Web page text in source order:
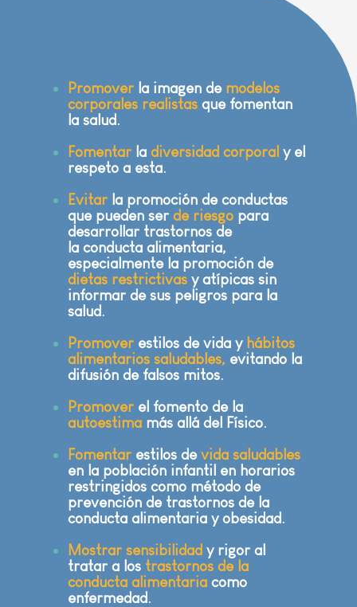
Promover la imagen de modelos
corporales realistasque fomentan
la salud.
Fomentarla diversidad corporaly el
respeto a esta.
Evitarla promoción de conductas
que pueden ser de riesgopara
desarrollar trastornos de
la conducta alimentaria,
especialmente la promoción de
dietas restrictivasy atípicas sin
informar de sus peligros para la
salud.
Promoverestilos de vida y hábitos
alimentarios saludables, evitando la
difusión de falsos mitos.
Promoverel fomento de la
autoestimamás allá del Físico.
Fomentarestilos devida saludables
en la población infantil en horarios
restringidos como método de
prevención de trastornos de la
conducta alimentaria y obesidad.
Mostrar sensibilidady rigor al
tratar a los trastornos de la
conducta alimentariacomo
enfermedad.